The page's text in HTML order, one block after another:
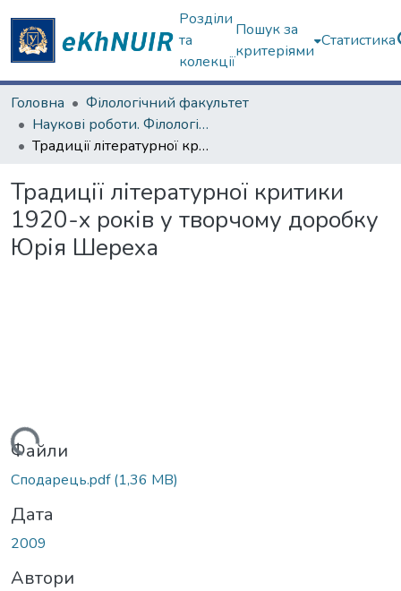
Розділи
та
колекції
Пошук за
критеріями
Статистика
Головна
Філологічний факультет
Наукові роботи. Філологічний факультет
Традиції літературної критики 1920-х років у творчому доробку Юрія Шереха
Традиції літературної критики
1920-х років у творчому доробку
Юрія Шереха
Файли
Сподарець.pdf(1,36 MB)
Дата
2009
Автори